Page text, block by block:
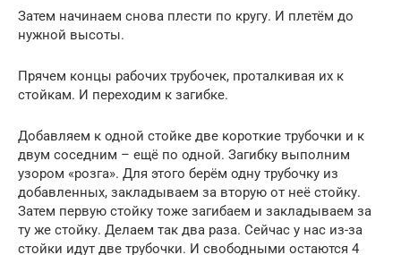
Затем начинаем снова плести по кругу. И плетём до
нужной высоты.
Прячем концы рабочих трубочек, проталкивая их к
стойкам. И переходим к загибке.
Добавляем к одной стойке две короткие трубочки и к
двум соседним – ещё по одной. Загибку выполним
узором «розга». Для этого берём одну трубочку из
добавленных, закладываем за вторую от неё стойку.
Затем первую стойку тоже загибаем и закладываем за
ту же стойку. Делаем так два раза. Сейчас у нас из-за
стойки идут две трубочки. И свободными остаются 4